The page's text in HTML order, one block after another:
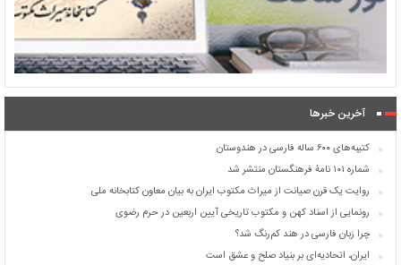
آخرین خبرها
کتیبه‌های ۶۰۰ ساله فارسی در هندوستان
شماره ۱۰۱ نامۀ فرهنگستان منتشر شد
روایت یک قرن صیانت از میراث مکتوب ایران به بیان معاون کتابخانه ملی
رونمایی از اسناد کهن و مکتوب تاریخی آیین اربعین در حرم رضوی
چرا زبان فارسی در هند کم‌رنگ شد؟
ایران، اتحادیه‌ای بر بنیاد صلح و عشق است